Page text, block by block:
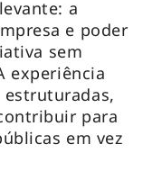
a
e poder
sem
experiência
para
em vez